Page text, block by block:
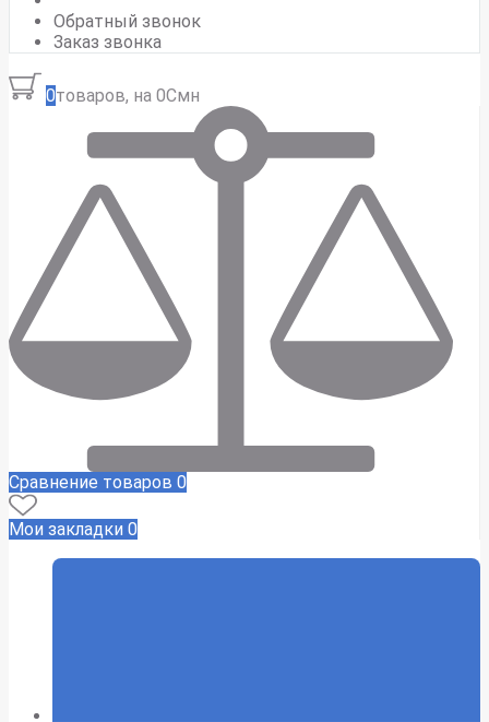
Обратный звонок
Заказ звонка
0товаров, на 0Смн
Сравнение товаров 0
Мои закладки 0